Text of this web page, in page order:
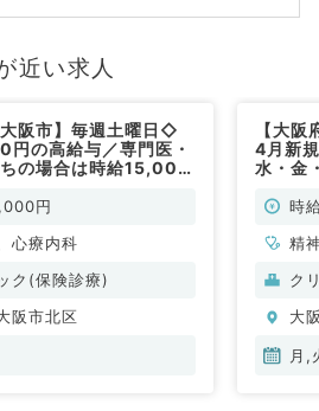
近い求人
大阪市】毎週土曜日◇
の高給与／専門医・
の場合は時給15,000
対応のお仕事です（心
円
心療内科
ク(保険診療)
阪市北区
【大
4月新
水・金
門医
ニッ
勤）
時
精
ク
大
月,